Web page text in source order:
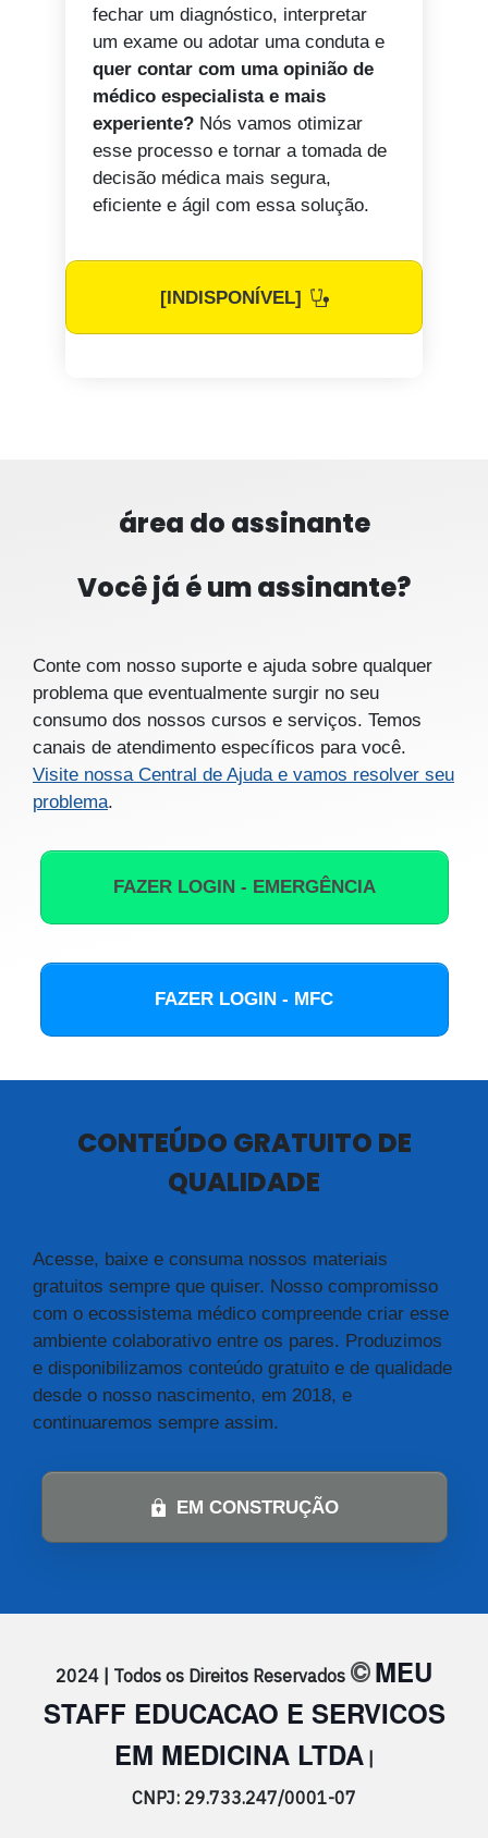
fechar um diagnóstico, interpretar
um exame ou adotar uma conduta e
quer contar com uma opinião de
médico especialista e mais
experiente? Nós vamos otimizar
esse processo e tornar a tomada de
decisão médica mais segura,
eficiente e ágil com essa solução.
[INDISPONÍVEL]
área do assinante
Você já é um assinante?
Conte com nosso suporte e ajuda sobre qualquer
problema que eventualmente surgir no seu
consumo dos nossos cursos e serviços. Temos
canais de atendimento específicos para você.
Visite nossa Central de Ajuda e vamos resolver seu
problema.
FAZER LOGIN - EMERGÊNCIA
FAZER LOGIN - MFC
CONTEÚDO GRATUITO DE
QUALIDADE
Acesse, baixe e consuma nossos materiais
gratuitos sempre que quiser. Nosso compromisso
com o ecossistema médico compreende criar esse
ambiente colaborativo entre os pares. Produzimos
e disponibilizamos conteúdo gratuito e de qualidade
desde o nosso nascimento, em 2018, e
continuaremos sempre assim.
EM CONSTRUÇÃO
2024 | Todos os Direitos Reservados ©MEU
STAFF EDUCACAO E SERVICOS
EM MEDICINA LTDA
CNPJ: 29.733.247/0001-07